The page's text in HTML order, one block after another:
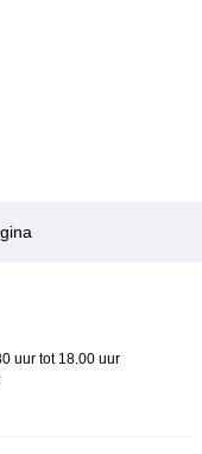
uur tot 18.00 uur